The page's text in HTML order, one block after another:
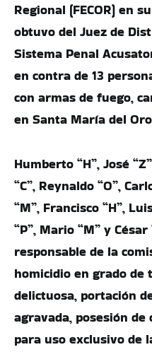
Regional (FECOR) en
obtuvo del Juez de
Sistema Penal
en contra de 13
con armas de fuego,
en Santa María del
Humberto “H”, José
“C”, Reynaldo “O”,
“M”, Francisco “H”,
“P”, Mario “M” y
responsable de la
homicidio en grado de
delictuosa, portación
agravada, posesión
para uso exclusivo de